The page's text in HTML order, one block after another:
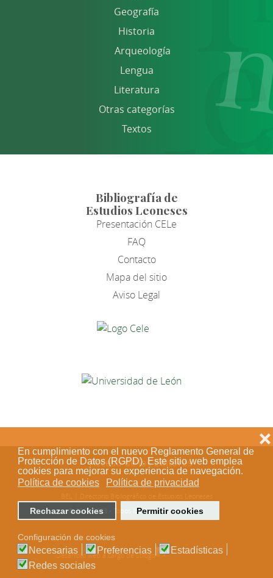
En cumplimiento con el nuevo Reglamento General de
Protección de Datos (RGPD). Este sitio web emplea
cookies para mejorar su experiencia de navegación.
Política de cookies
Política de privacidad
Rechazar cookies Permitir cookies
❌
Configuración de cookies
Necesarias Preferencias
Estadísticas
Redes sociales
Geografía
Historia
Arqueología
Lengua
Literatura
Otras categorías
Textos
Bibliografía de
Estudios Leoneses
Presentación CELe
FAQ
Contacto
Mapa del sitio
Aviso Legal
Acceso de los editores
© 2018-2023 - Todos los derechos reservados
Desarrollo web a cargo de Stílogo